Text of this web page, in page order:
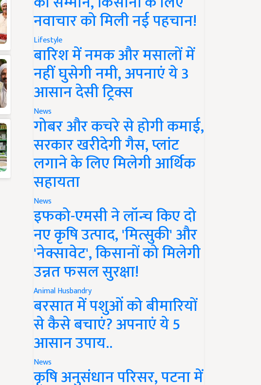
नवाचार को मिली नई पहचान!
Lifestyle
बारिश में नमक और मसालों में
नहीं घुसेगी नमी, अपनाएं ये 3
आसान देसी ट्रिक्स
News
गोबर और कचरे से होगी कमाई,
सरकार खरीदेगी गैस, प्लांट
लगाने के लिए मिलेगी आर्थिक
सहायता
News
इफको-एमसी ने लॉन्च किए दो
नए कृषि उत्पाद, 'मित्सुकी' और
'नेक्सावेट', किसानों को मिलेगी
उन्नत फसल सुरक्षा!
Animal Husbandry
बरसात में पशुओं को बीमारियों
से कैसे बचाएं? अपनाएं ये 5
आसान उपाय..
News
कृषि अनुसंधान परिसर, पटना में